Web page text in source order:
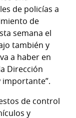
de policías a
de
semana el
también y
a haber en
Dirección
importante”.
de control
y